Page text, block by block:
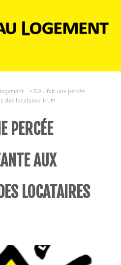
» DAL fait une percée
des locataires HLM
PERCÉE
AUX
LOCATAIRES